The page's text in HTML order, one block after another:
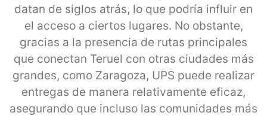
datan de siglos atrás, lo que podría influir en
el acceso a ciertos lugares. No obstante,
gracias a la presencia de rutas principales
que conectan Teruel con otras ciudades más
grandes, como Zaragoza, UPS puede realizar
entregas de manera relativamente eficaz,
asegurando que incluso las comunidades más